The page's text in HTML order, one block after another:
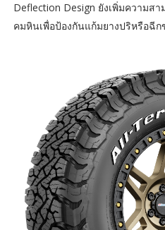
Deflection Design ยังเพิ่มความส
คมหินเพื่อป้องกันแก้มยางปริหรือฉี